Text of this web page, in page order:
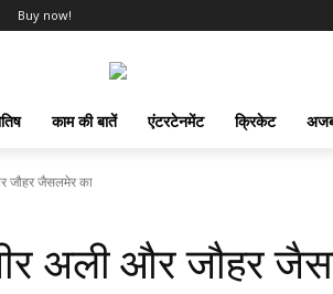
Buy now!
काम की बातें एंटरटेनमेंट क्रिकेट
जौहर जैसलमेर का
अली और जौहर